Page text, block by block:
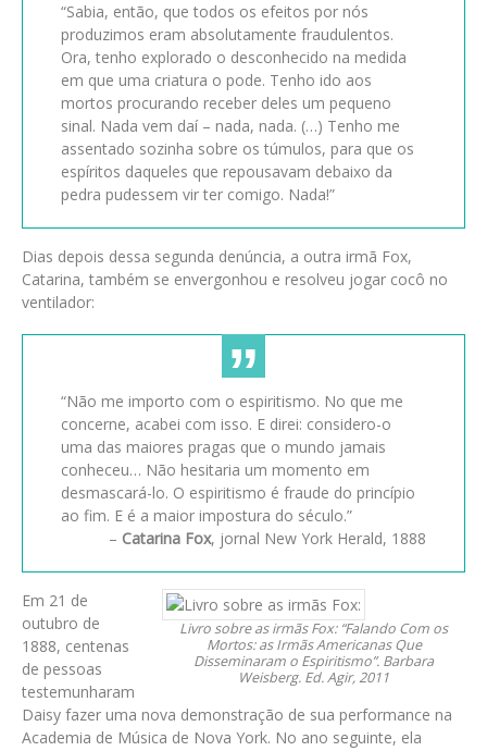
“Sabia, então, que todos os efeitos por nós
produzimos eram absolutamente fraudulentos.
Ora, tenho explorado o desconhecido na medida
em que uma criatura o pode. Tenho ido aos
mortos procurando receber deles um pequeno
sinal. Nada vem daí – nada, nada. (…) Tenho me
assentado sozinha sobre os túmulos, para que os
espíritos daqueles que repousavam debaixo da
pedra pudessem vir ter comigo. Nada!”
Dias depois dessa segunda denúncia, a outra irmã Fox,
Catarina, também se envergonhou e resolveu jogar cocô no
ventilador:
“Não me importo com o espiritismo. No que me
concerne, acabei com isso. E direi: considero-o
uma das maiores pragas que o mundo jamais
conheceu… Não hesitaria um momento em
desmascará-lo. O espiritismo é fraude do princípio
ao fim. E é a maior impostura do século.”
– Catarina Fox, jornal New York Herald, 1888
Livro sobre as irmãs Fox: “Falando Com os
Mortos: as Irmãs Americanas Que
Disseminaram o Espiritismo”. Barbara
Weisberg. Ed. Agir, 2011
Em 21 de
outubro de
1888, centenas
de pessoas
testemunharam
Daisy fazer uma nova demonstração de sua performance na
Academia de Música de Nova York. No ano seguinte, ela